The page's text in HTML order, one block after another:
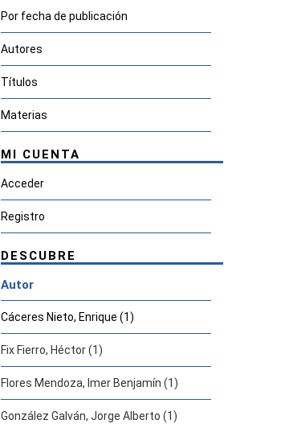
Por fecha de publicación
Autores
Títulos
Materias
MI CUENTA
Acceder
Registro
DESCUBRE
Autor
Cáceres Nieto, Enrique (1)
Fix Fierro, Héctor (1)
Flores Mendoza, Imer Benjamín (1)
González Galván, Jorge Alberto (1)